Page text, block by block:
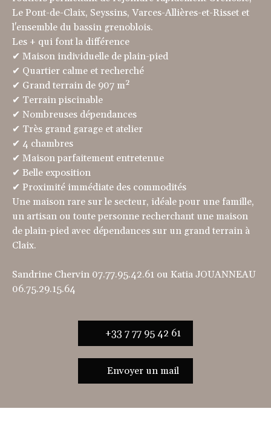
Le Pont-de-Claix, Seyssins, Varces-Allières-et-Risset et
l'ensemble du bassin grenoblois.
Les + qui font la différence
✔ Maison individuelle de plain-pied
✔ Quartier calme et recherché
✔ Grand terrain de 907 m²
✔ Terrain piscinable
✔ Nombreuses dépendances
✔ Très grand garage et atelier
✔ 4 chambres
✔ Maison parfaitement entretenue
✔ Belle exposition
✔ Proximité immédiate des commodités
Une maison rare sur le secteur, idéale pour une famille,
un artisan ou toute personne recherchant une maison
de plain-pied avec dépendances sur un grand terrain à
Claix.
Sandrine Chervin 07.77.95.42.61 ou Katia JOUANNEAU
06.75.29.15.64
+33 7 77 95 42 61
Envoyer un mail